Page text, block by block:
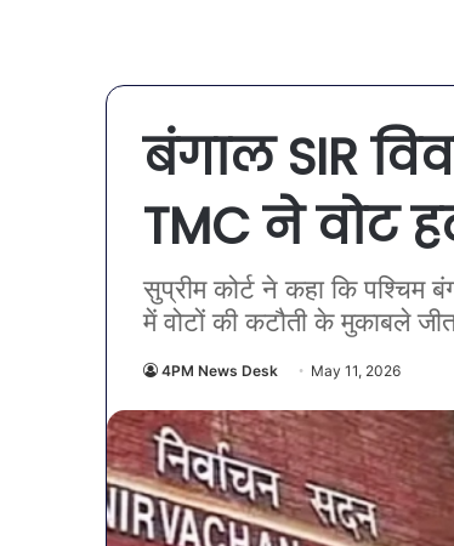
बंगाल SIR
TMC ने वोट
सुप्रीम कोर्ट ने कहा कि पश्चिम
में वोटों की कटौती के मुकाबले
4PM News Desk May 11, 2026